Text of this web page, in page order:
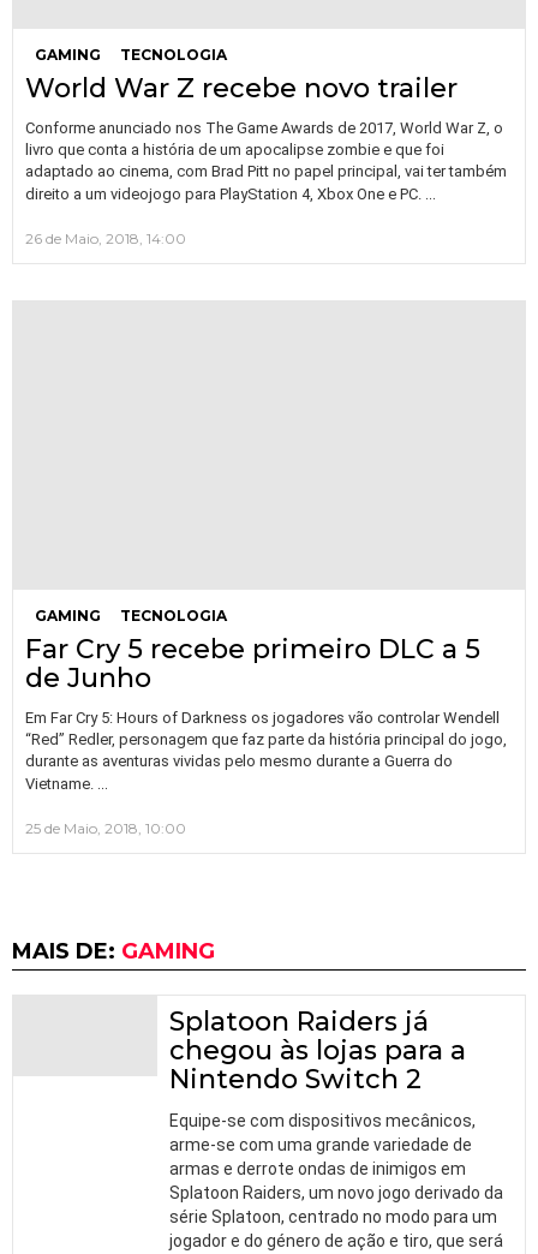
GAMING TECNOLOGIA
World War Z recebe novo trailer
Conforme anunciado nos The Game Awards de 2017, World War Z, o
livro que conta a história de um apocalipse zombie e que foi
adaptado ao cinema, com Brad Pitt no papel principal, vai ter também
direito a um videojogo para PlayStation 4, Xbox One e PC.
26 de Maio, 2018, 14:00
GAMING TECNOLOGIA
Far Cry 5 recebe primeiro DLC a 5
de Junho
Em Far Cry 5: Hours of Darkness os jogadores vão controlar Wendell
“Red” Redler, personagem que faz parte da história principal do jogo,
durante as aventuras vividas pelo mesmo durante a Guerra do
Vietname.
25 de Maio, 2018, 10:00
MAIS DE: GAMING
Splatoon Raiders já
chegou às lojas para a
Nintendo Switch 2
Equipe-se com dispositivos mecânicos,
arme-se com uma grande variedade de
armas e derrote ondas de inimigos em
Splatoon Raiders, um novo jogo derivado da
série Splatoon, centrado no modo para um
jogador e do género de ação e tiro, que será